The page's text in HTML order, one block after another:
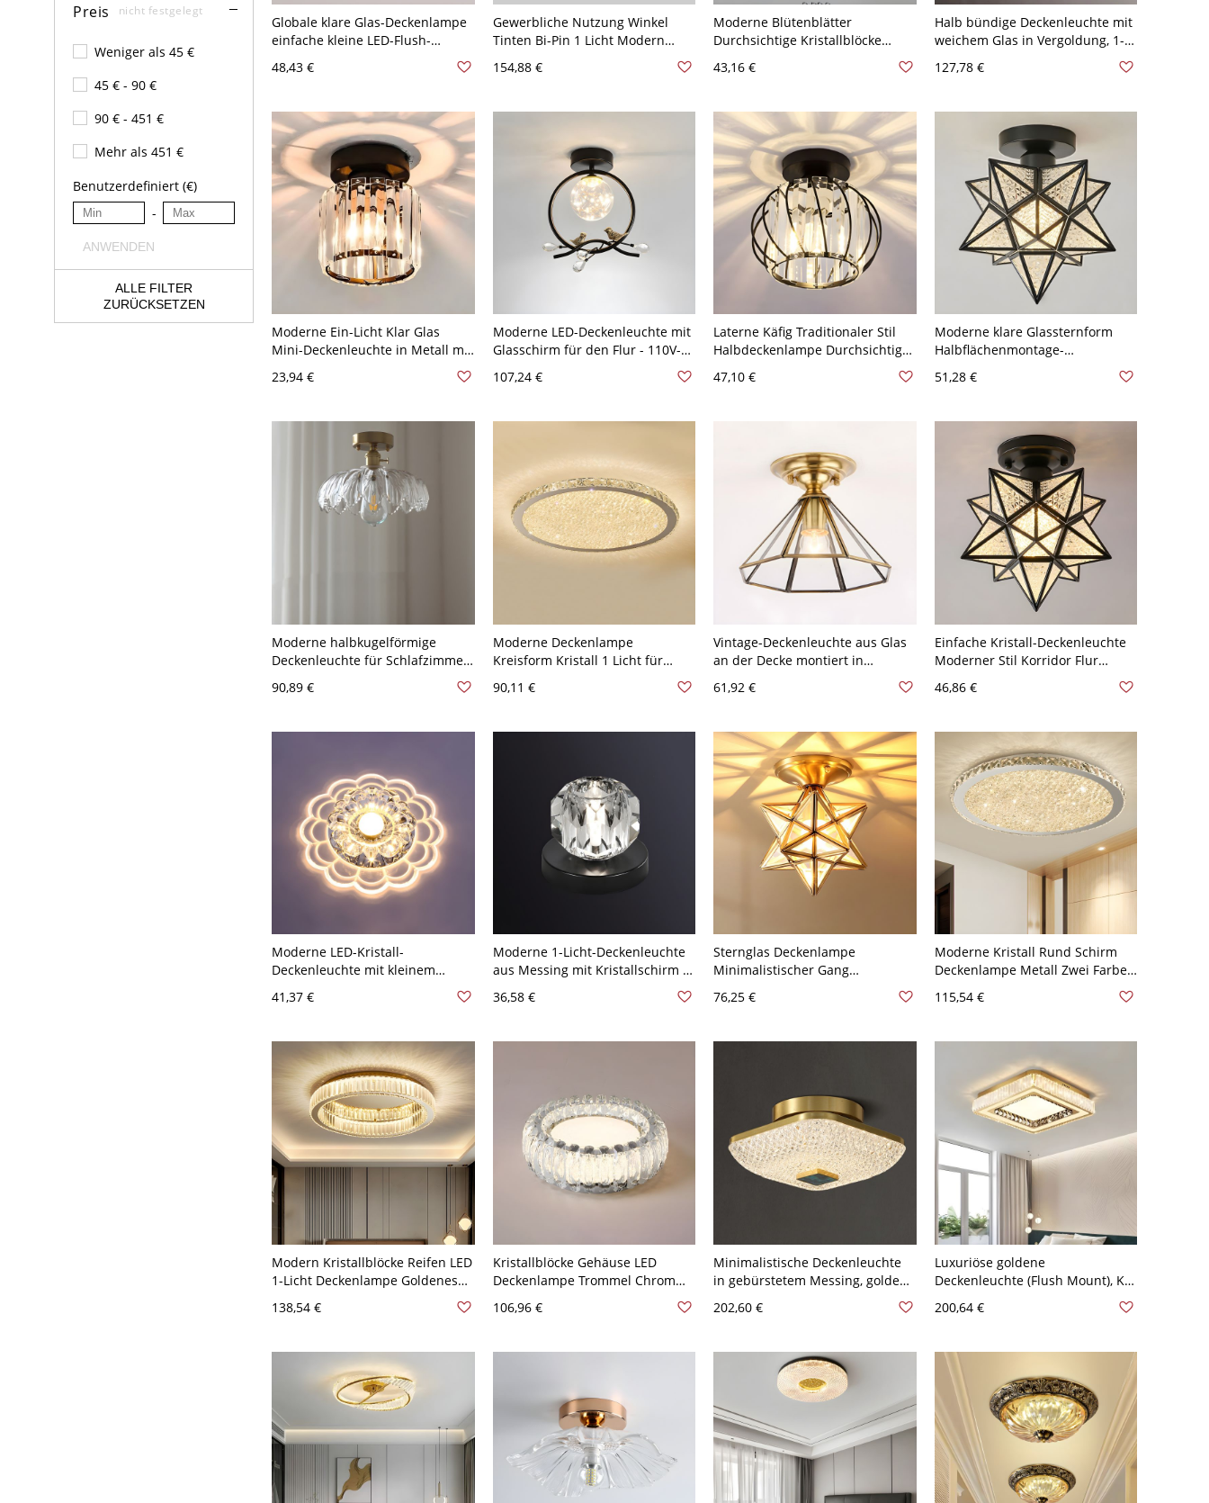
Preis nicht festgelegt
Weniger als 45 €
45 € - 90 €
90 € - 451 €
Mehr als 451 €
Benutzerdefiniert (€)
-
ANWENDEN
ALLE FILTER
ZURÜCKSETZEN
Globale klare Glas-Deckenlampe
einfache kleine LED-Flush-
Golden 110V-120V
48,43 €
Gewerbliche Nutzung Winkel
Tinten Bi-Pin 1 Licht Modern
Deckenlampe, 110V-120V
154,88 €
Moderne Blütenblätter
Durchsichtige Kristallblöcke
Deckenlampe Blume Gestell LED
1-Birne Deckenleuchte -
43,16 €
Halb bündige Deckenleuchte mit
weichem Glas in Vergoldung, 1-
Metalldesign, 110V-120V, 6"
127,78 €
Moderne Ein-Licht Klar Glas
Mini-Deckenleuchte in Metall mit
Schirmrichtung - Schwarz 110V-
23,94 €
Moderne LED-Deckenleuchte mit
Glasschirm für den Flur - 110V-
107,24 €
Laterne Käfig Traditionaler Stil
Halbdeckenlampe Durchsichtiger
Deckenleuchte - Schwarz 110V-
47,10 €
Moderne klare Glassternform
Halbflächenmontage-
Glühbirne - 110V-120V Schwarz
51,28 €
Moderne halbkugelförmige
Deckenleuchte für Schlafzimmer
90,89 €
Moderne Deckenlampe
Kreisform Kristall 1 Licht für
Esszimmer - 110V-120V 35,56 cm
Weißlicht
90,11 €
Vintage-Deckenleuchte aus Glas
an der Decke montiert in
61,92 €
Einfache Kristall-Deckenleuchte
Moderner Stil Korridor Flur
Deckenlampe Vorrichtung - 110V-
120V Schwarz Stern
46,86 €
Moderne LED-Kristall-
Deckenleuchte mit kleinem
Durchmesser von 2-4 Zoll - 110V-
120V Transparenz Warm
41,37 €
Moderne 1-Licht-Deckenleuchte
aus Messing mit Kristallschirm -
36,58 €
Sternglas Deckenlampe
Minimalistischer Gang
Deckenleuchte in Gold - Golden
110V-120V Transparentes Glas
76,25 €
Moderne Kristall Rund Schirm
Deckenlampe Metall Zwei Farbe
Rand LED 1-Licht Deckenleuchte -
Bernstein 110V-120V 41,91 cm
115,54 €
Modern Kristallblöcke Reifen LED
1-Licht Deckenlampe Goldenes
Golden 110V-120V 40,64 cm
138,54 €
Kristallblöcke Gehäuse LED
Deckenlampe Trommel Chrom
Deckenleuchte - Chrom 110V-
106,96 €
Minimalistische Deckenleuchte
in gebürstetem Messing, goldene
Glasschirm - 1 110V-120V
202,60 €
Luxuriöse goldene
Deckenleuchte (Flush Mount), K9-
einstellbarer Farbtemperatur für
Eingangsbereich - Quadrat
Weißlicht 110V-120V
200,64 €